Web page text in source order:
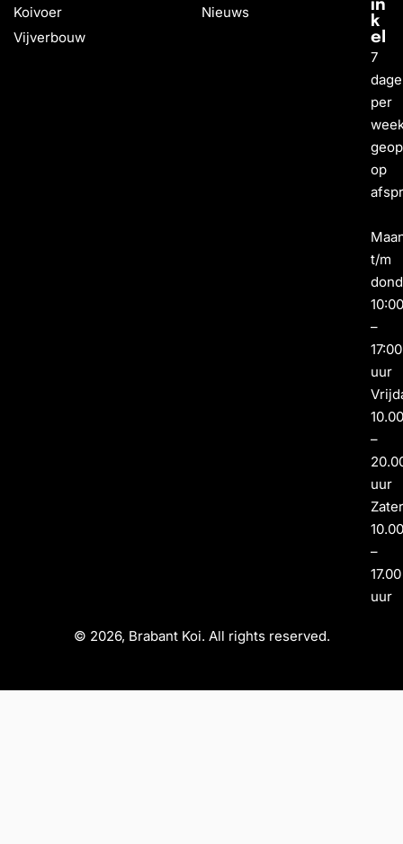
Koivoer
Vijverbouw
Nieuws
in
k
el
7
per
op
t/m
–
17:00
uur
–
uur
–
17.00
uur
© 2026, Brabant Koi. All rights reserved.